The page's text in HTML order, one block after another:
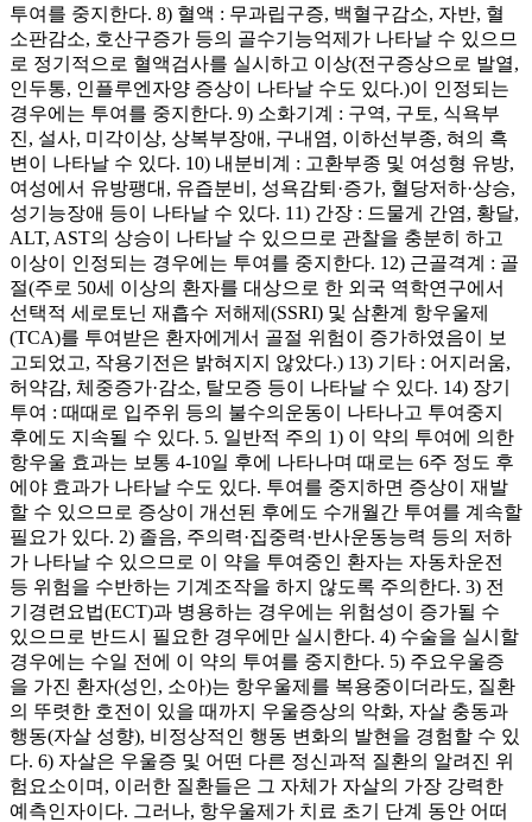
투여를 중지한다. 8) 혈액 : 무과립구증, 백혈구감소, 자반, 혈
소판감소, 호산구증가 등의 골수기능억제가 나타날 수 있으므
로 정기적으로 혈액검사를 실시하고 이상(전구증상으로 발열,
인두통, 인플루엔자양 증상이 나타날 수도 있다.)이 인정되는
경우에는 투여를 중지한다. 9) 소화기계 : 구역, 구토, 식욕부
진, 설사, 미각이상, 상복부장애, 구내염, 이하선부종, 혀의 흑
변이 나타날 수 있다. 10) 내분비계 : 고환부종 및 여성형 유방,
여성에서 유방팽대, 유즙분비, 성욕감퇴·증가, 혈당저하·상승,
성기능장애 등이 나타날 수 있다. 11) 간장 : 드물게 간염, 황달,
ALT, AST의 상승이 나타날 수 있으므로 관찰을 충분히 하고
이상이 인정되는 경우에는 투여를 중지한다. 12) 근골격계 : 골
절(주로 50세 이상의 환자를 대상으로 한 외국 역학연구에서
선택적 세로토닌 재흡수 저해제(SSRI) 및 삼환계 항우울제
(TCA)를 투여받은 환자에게서 골절 위험이 증가하였음이 보
고되었고, 작용기전은 밝혀지지 않았다.) 13) 기타 : 어지러움,
허약감, 체중증가·감소, 탈모증 등이 나타날 수 있다. 14) 장기
투여 : 때때로 입주위 등의 불수의운동이 나타나고 투여중지
후에도 지속될 수 있다. 5. 일반적 주의 1) 이 약의 투여에 의한
항우울 효과는 보통 4-10일 후에 나타나며 때로는 6주 정도 후
에야 효과가 나타날 수도 있다. 투여를 중지하면 증상이 재발
할 수 있으므로 증상이 개선된 후에도 수개월간 투여를 계속할
필요가 있다. 2) 졸음, 주의력·집중력·반사운동능력 등의 저하
가 나타날 수 있으므로 이 약을 투여중인 환자는 자동차운전
등 위험을 수반하는 기계조작을 하지 않도록 주의한다. 3) 전
기경련요법(ECT)과 병용하는 경우에는 위험성이 증가될 수
있으므로 반드시 필요한 경우에만 실시한다. 4) 수술을 실시할
경우에는 수일 전에 이 약의 투여를 중지한다. 5) 주요우울증
을 가진 환자(성인, 소아)는 항우울제를 복용중이더라도, 질환
의 뚜렷한 호전이 있을 때까지 우울증상의 악화, 자살 충동과
행동(자살 성향), 비정상적인 행동 변화의 발현을 경험할 수 있
다. 6) 자살은 우울증 및 어떤 다른 정신과적 질환의 알려진 위
험요소이며, 이러한 질환들은 그 자체가 자살의 가장 강력한
예측인자이다. 그러나, 항우울제가 치료 초기 단계 동안 어떠